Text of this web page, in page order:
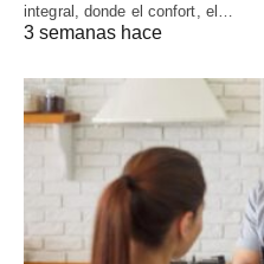
integral, donde el confort, el…
3 semanas hace